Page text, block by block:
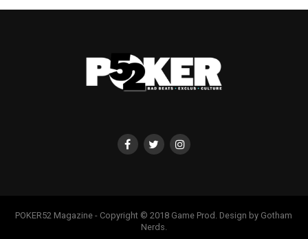
POKER52 Magazine - Copyright © 2018 Game Prod. Design by Gotham
Nerds.